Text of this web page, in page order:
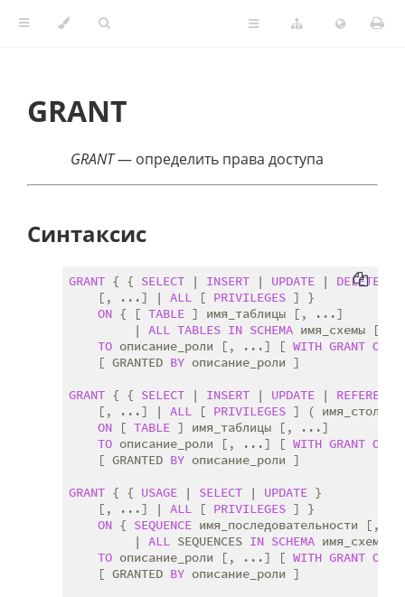
GRANT
GRANT— определить права доступа
Синтаксис
GRANT { { SELECT | INSERT | UPDATE | DELETE
    [, ...] |
ALL [ PRIVILEGES ] }
ON { [ TABLE ] имя_таблицы [, ...]
         |
ALL TABLES IN SCHEMA имя_схемы
TO описание_роли [, ...] [ WITH GRANT
    [ GRANTED
BY описание_роли ]
GRANT { { SELECT | INSERT | UPDATE |
    [, ...] |
ALL [ PRIVILEGES ] (
ON [ TABLE ] имя_таблицы [, ...]
TO описание_роли [, ...] [ WITH GRANT
    [ GRANTED
BY описание_роли ]
GRANT { { USAGE | SELECT | UPDATE }
    [, ...] |
ALL [ PRIVILEGES ] }
ON { SEQUENCE имя_последовательности [,
         |
ALL SEQUENCES IN SCHEMA
TO описание_роли [, ...] [ WITH GRANT
    [ GRANTED
BY описание_роли ]